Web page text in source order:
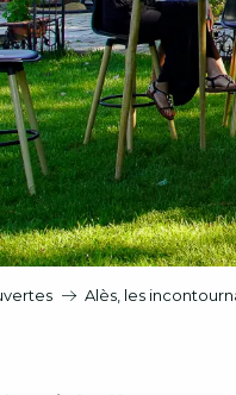
Alès, les